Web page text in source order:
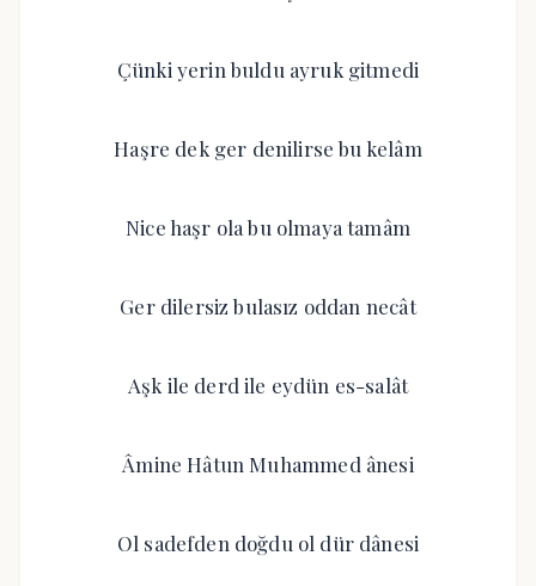
Çünki yerin buldu ayruk gitmedi
Haşre dek ger denilirse bu kelâm
Nice haşr ola bu olmaya tamâm
Ger dilersiz bulasız oddan necât
Aşk ile derd ile eydün es-salât
Âmine Hâtun Muhammed ânesi
Ol sadefden doğdu ol dür dânesi